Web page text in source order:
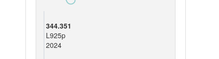
344.351
L925p
2024